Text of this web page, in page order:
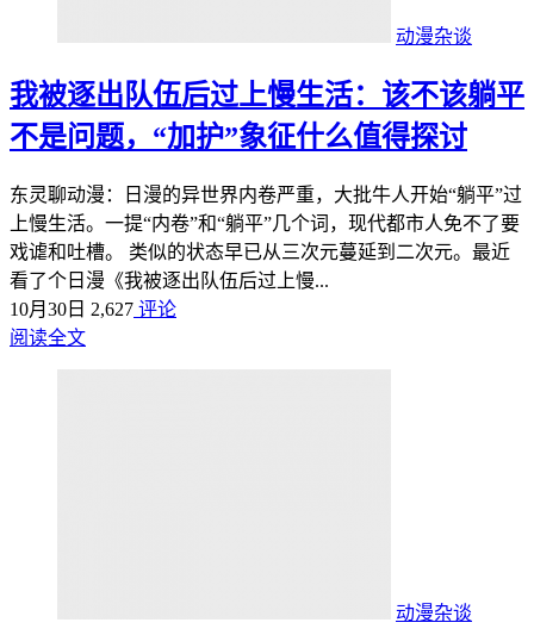
动漫杂谈
我被逐出队伍后过上慢生活：该不该躺平
不是问题，“加护”象征什么值得探讨
东灵聊动漫：日漫的异世界内卷严重，大批牛人开始“躺平”过
上慢生活。一提“内卷”和“躺平”几个词，现代都市人免不了要
戏谑和吐槽。 类似的状态早已从三次元蔓延到二次元。最近
看了个日漫《我被逐出队伍后过上慢...
10月30日 2,627 评论
阅读全文
动漫杂谈